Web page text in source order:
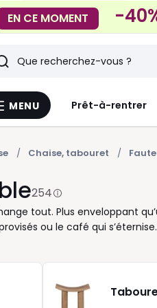
EN CE MOMENT
-
Menu
MENU Prêt-à-rentrer
Rechercher
Chaise, tabouret
254
tout. Plus enveloppant
ou le café qui
sans sacrifier le style.
à condition de vérifier la
points simples : la hauteur
souvent, privilégiez un